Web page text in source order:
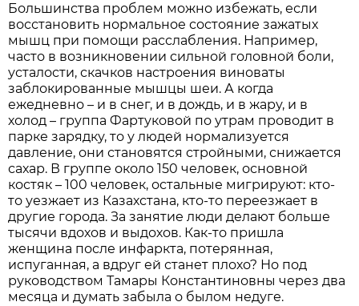
Большинства проблем можно избежать, если
восстановить нормальное состояние зажатых
мышц при помощи расслабления. Например,
часто в возникновении сильной головной боли,
усталости, скачков настроения виноваты
заблокированные мышцы шеи. А когда
ежедневно – и в снег, и в дождь, и в жару, и в
холод – группа Фартуковой по утрам проводит в
парке зарядку, то у людей нормализуется
давление, они становятся стройными, снижается
сахар. В группе около 150 человек, основной
костяк – 100 человек, остальные мигрируют: кто-
то уезжает из Казахстана, кто-то переезжает в
другие города. За занятие люди делают больше
тысячи вдохов и выдохов. Как-то пришла
женщина после инфаркта, потерянная,
испуганная, а вдруг ей станет плохо? Но под
руководством Тамары Константиновны через два
месяца и думать забыла о былом недуге.